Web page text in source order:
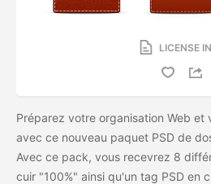
LICENSE
Préparez votre organisation Web et
avec ce nouveau paquet PSD de
Avec ce pack, vous recevrez 8
cuir "100%" ainsi qu'un tag PSD en